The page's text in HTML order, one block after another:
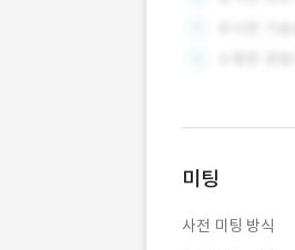
미팅
사전 미팅 방식